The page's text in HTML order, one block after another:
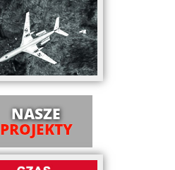
NASZE
PROJEKTY